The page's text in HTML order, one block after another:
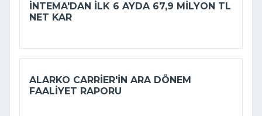
İNTEMA'DAN ILK 6 AYDA 67,9 MILYON TL
NET KAR
ALARKO CARRIER'IN ARA DÖNEM
FAALIYET RAPORU